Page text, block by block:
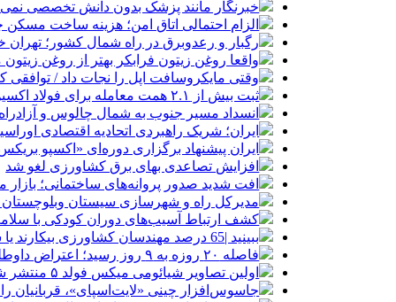
خبرنگار مانند پزشک بدون دانش تخصصی
الزام احتمالی اتاق امن؛ هزینه ساخت مسکن
رگبار و رعدوبرق در راه شمال کشور؛
واقعا روغن زیتون فرابکر بهتر از روغن
وقتی مایکروسافت اپل را نجات داد /
ثبت بیش از ۲.۱ همت معامله برای فولاد اکسین در بورس کالا طی ۴ ماه
انسداد مسیر جنوب به شمال چالوس و
ایران؛ شریک راهبردی اتحادیه اقتصادی
ایران پیشنهاد برگزاری دوره‌ای «اکسپو
افزایش تصاعدی بهای برق کشاورزی لغو شد
افت شدید صدور پروانه‌های ساختمانی؛
مدیرکل راه و شهرسازی سیستان وبلوچستان خبر داد بهره برداری از ۱۲۰ کیلومتر
کشف ارتباط آسیب‌های دوران کودکی با
ببینید |65 درصد مهندسان کشاورزی بیکارند یا شغل تخصصی ندارند
فاصله ۲۰ روزه به ۹ روز رسید؛ اعتراض داوطلبان کنکور ۱۴۰۵ به نابرابری آموزشی
اولین تصاویر شیائومی میکس فولد ۵ منتشر شد
جاسوس‌افزار چینی «لایت‌اسپای»، قربانیان را در ۱۳ کشور ازجمله آمریکا